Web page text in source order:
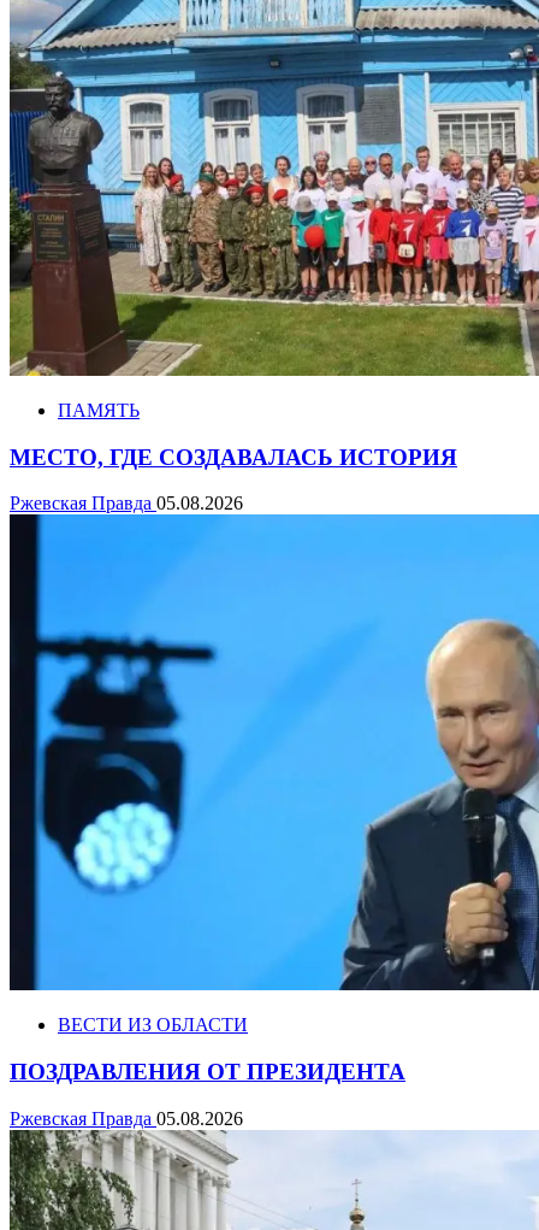
ПАМЯТЬ
МЕСТО, ГДЕ СОЗДАВАЛАСЬ ИСТОРИЯ
Ржевская Правда 05.08.2026
ВЕСТИ ИЗ ОБЛАСТИ
ПОЗДРАВЛЕНИЯ ОТ ПРЕЗИДЕНТА
Ржевская Правда 05.08.2026